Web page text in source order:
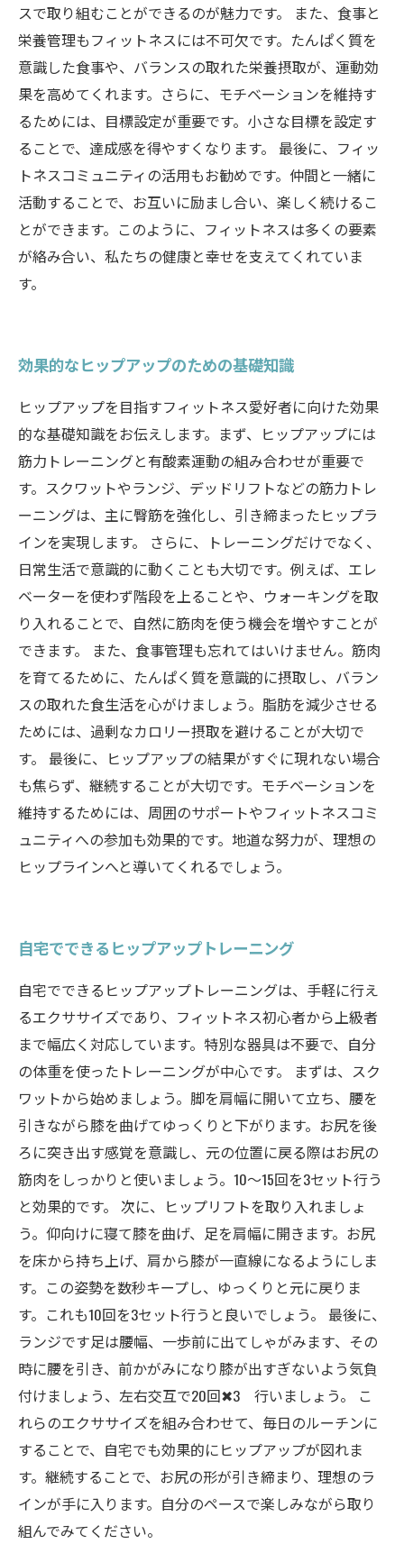
スで取り組むことができるのが魅力です。 また、食事と
栄養管理もフィットネスには不可欠です。たんぱく質を
意識した食事や、バランスの取れた栄養摂取が、運動効
果を高めてくれます。さらに、モチベーションを維持す
るためには、目標設定が重要です。小さな目標を設定す
ることで、達成感を得やすくなります。 最後に、フィッ
トネスコミュニティの活用もお勧めです。仲間と一緒に
活動することで、お互いに励まし合い、楽しく続けるこ
とができます。このように、フィットネスは多くの要素
が絡み合い、私たちの健康と幸せを支えてくれていま
す。
効果的なヒップアップのための基礎知識
ヒップアップを目指すフィットネス愛好者に向けた効果
的な基礎知識をお伝えします。まず、ヒップアップには
筋力トレーニングと有酸素運動の組み合わせが重要で
す。スクワットやランジ、デッドリフトなどの筋力トレ
ーニングは、主に臀筋を強化し、引き締まったヒップラ
インを実現します。 さらに、トレーニングだけでなく、
日常生活で意識的に動くことも大切です。例えば、エレ
ベーターを使わず階段を上ることや、ウォーキングを取
り入れることで、自然に筋肉を使う機会を増やすことが
できます。 また、食事管理も忘れてはいけません。筋肉
を育てるために、たんぱく質を意識的に摂取し、バラン
スの取れた食生活を心がけましょう。脂肪を減少させる
ためには、過剰なカロリー摂取を避けることが大切で
す。 最後に、ヒップアップの結果がすぐに現れない場合
も焦らず、継続することが大切です。モチベーションを
維持するためには、周囲のサポートやフィットネスコミ
ュニティへの参加も効果的です。地道な努力が、理想の
ヒップラインへと導いてくれるでしょう。
自宅でできるヒップアップトレーニング
自宅でできるヒップアップトレーニングは、手軽に行え
るエクササイズであり、フィットネス初心者から上級者
まで幅広く対応しています。特別な器具は不要で、自分
の体重を使ったトレーニングが中心です。 まずは、スク
ワットから始めましょう。脚を肩幅に開いて立ち、腰を
引きながら膝を曲げてゆっくりと下がります。お尻を後
ろに突き出す感覚を意識し、元の位置に戻る際はお尻の
筋肉をしっかりと使いましょう。10～15回を3セット行う
と効果的です。 次に、ヒップリフトを取り入れましょ
う。仰向けに寝て膝を曲げ、足を肩幅に開きます。お尻
を床から持ち上げ、肩から膝が一直線になるようにしま
す。この姿勢を数秒キープし、ゆっくりと元に戻りま
す。これも10回を3セット行うと良いでしょう。 最後に、
ランジです足は腰幅、一歩前に出てしゃがみます、その
時に腰を引き、前かがみになり膝が出すぎないよう気負
付けましょう、左右交互で20回✖3 行いましょう。 こ
れらのエクササイズを組み合わせて、毎日のルーチンに
することで、自宅でも効果的にヒップアップが図れま
す。継続することで、お尻の形が引き締まり、理想のラ
インが手に入ります。自分のペースで楽しみながら取り
組んでみてください。